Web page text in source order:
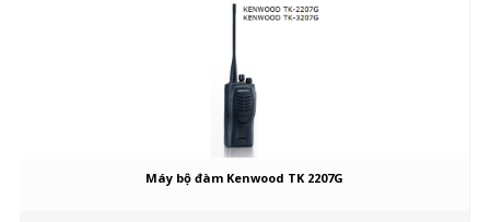
Máy bộ đàm Kenwood TK 2207G